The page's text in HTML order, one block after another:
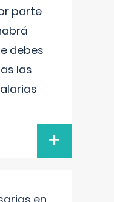
parte
debes
las
+